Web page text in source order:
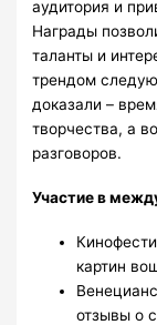
аудитория и
Награды
таланты и
трендом
доказали –
творчества, а
разговоров.
Участие в
картин
отзывы о